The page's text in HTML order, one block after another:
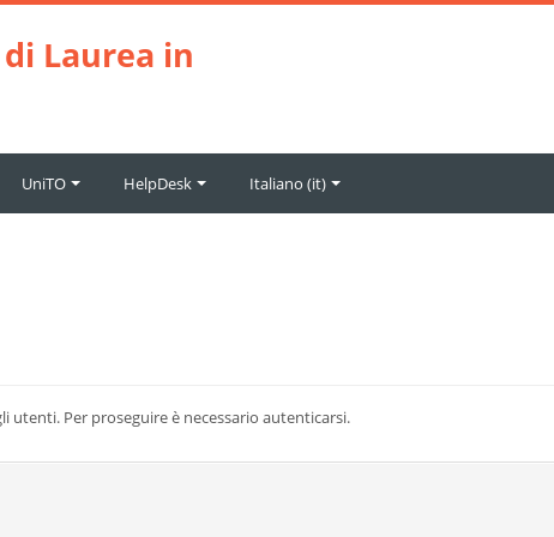
Laurea in
UniTO HelpDesk Italiano ‎(it)‎
utenti. Per proseguire è necessario autenticarsi.